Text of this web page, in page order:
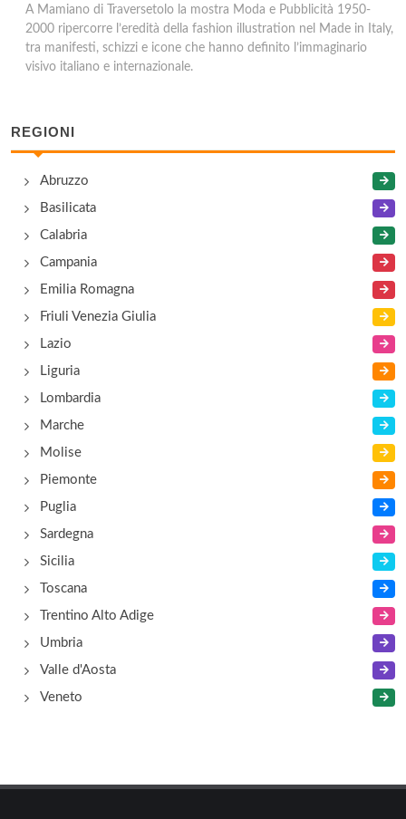
A Mamiano di Traversetolo la mostra Moda e Pubblicità 1950-
2000 ripercorre l’eredità della fashion illustration nel Made in Italy,
tra manifesti, schizzi e icone che hanno definito l’immaginario
visivo italiano e internazionale.
REGIONI
Abruzzo
Basilicata
Calabria
Campania
Emilia Romagna
Friuli Venezia Giulia
Lazio
Liguria
Lombardia
Marche
Molise
Piemonte
Puglia
Sardegna
Sicilia
Toscana
Trentino Alto Adige
Umbria
Valle d'Aosta
Veneto